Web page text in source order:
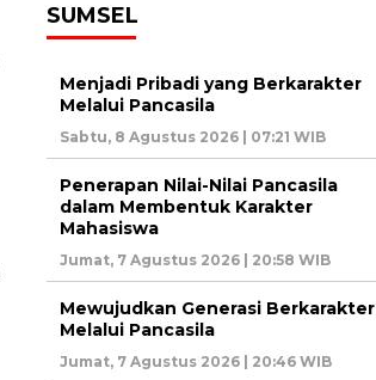
SUMSEL
Menjadi Pribadi yang Berkarakter
Melalui Pancasila
Sabtu, 8 Agustus 2026 | 07:21 WIB
Penerapan Nilai-Nilai Pancasila
dalam Membentuk Karakter
Mahasiswa
Jumat, 7 Agustus 2026 | 20:58 WIB
Mewujudkan Generasi Berkarakter
Melalui Pancasila
Jumat, 7 Agustus 2026 | 20:46 WIB